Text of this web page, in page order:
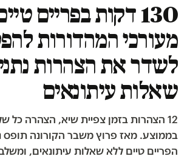
130 דקות בפריים
מעורכי המהדורות
לשדר את הצהרות
שאלות עיתונאים
12 הצהרות בזמן צפיית שיא, הצהרה כל
בממוצע. מאז פרוץ משבר הקורונה תופס
הפריים טיים ללא שאלות עיתונאים,